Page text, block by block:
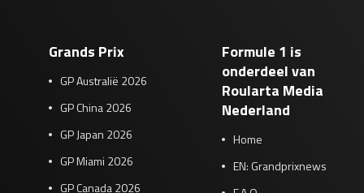
Grands Prix
GP Australië 2026
GP China 2026
GP Japan 2026
GP Miami 2026
GP Canada 2026
Formule 1 is
onderdeel van
Roularta Media
Nederland
Home
EN: Grandprixnews